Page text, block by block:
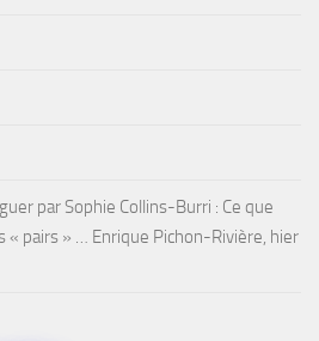
par Sophie Collins-Burri : Ce que
« pairs » … Enrique Pichon-Rivière, hier